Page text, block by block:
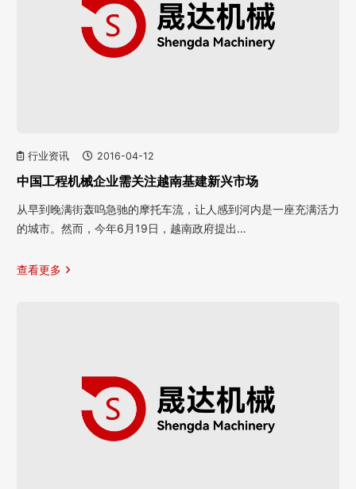
行业资讯 2016-04-12
中国工程机械企业需关注越南基建新兴市场
从早到晚满街轰呜急驰的摩托车流，让人感到河内是一座充满活力
的城市。然而，今年6月19日，越南政府提出…
查看更多